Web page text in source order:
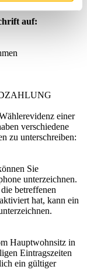
auf:
einer
verschiedene
zu unterschreiben:
Sie
unterzeichnen.
betreffenen
hat, kann ein
Hauptwohnsitz in
Eintragszeiten
ein gültiger